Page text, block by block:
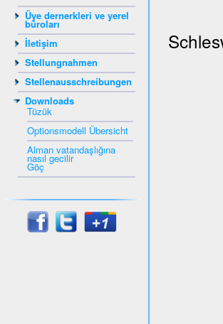
Üye dernerkleri ve yerel
büroları
İletişim
Stellungnahmen
Stellenausschreibungen
Downloads
Tüzük
Optionsmodell Übersicht
Alman vatandaşlığına
nasıl gecilir
Göç